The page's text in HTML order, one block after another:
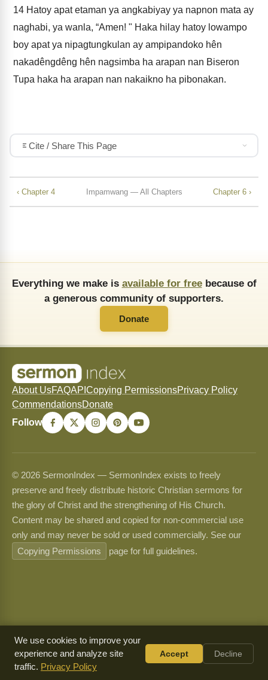
14 Hatoy apat etaman ya angkabiyay ya napnon mata ay
naghabi, ya wanla, “Amen! " Haka hilay hatoy lowampo
boy apat ya nipagtungkulan ay ampipandoko hên
nakadêngdêng hên nagsimba ha arapan nan Biseron
Tupa haka ha arapan nan nakaikno ha pibonakan.
Cite / Share This Page
‹ Chapter 4 Impamwang — All Chapters Chapter 6 ›
Everything we make is available for freebecause of
a generous community of supporters.
Donate
About UsFAQAPI Copying PermissionsPrivacy Policy
CommendationsDonate
Follow
© 2026 SermonIndex — SermonIndex exists to freely
preserve and freely distribute historic Christian sermons for
the glory of Christ and the strengthening of His Church.
Content may be shared and copied for non-commercial use
only and may never be sold or used commercially. See our
Copying Permissions
page for full guidelines.
We use cookies to improve your
experience and analyze site
traffic. Privacy Policy
Accept Decline